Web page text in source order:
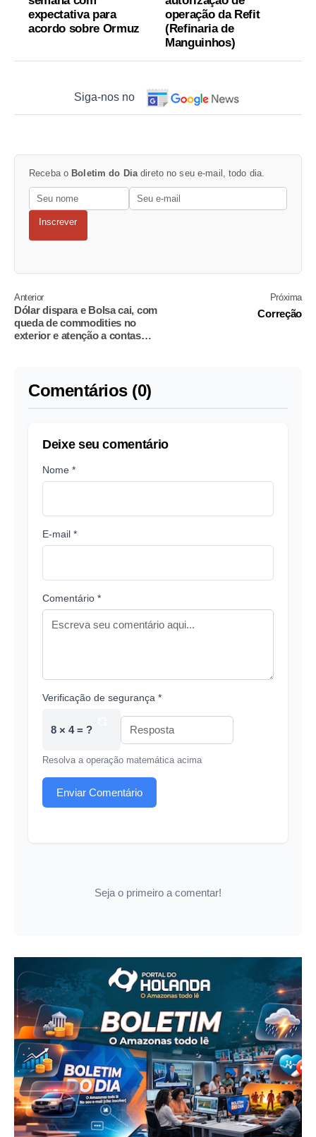
expectativa para
acordo sobre Ormuz
operação da Refit
(Refinaria de
Manguinhos)
Siga-nos no
Receba o Boletim do Diadireto no seu e-mail, todo dia.
Inscrever
Anterior
Dólar dispara e Bolsa cai, com
queda de commodities no
exterior e atenção a contas
Próxima
Correção
Comentários (0)
Deixe seu comentário
Nome *
E-mail *
Comentário *
Verificação de segurança *
8 × 4 = ?
Resolva a operação matemática acima
Enviar Comentário
Seja o primeiro a comentar!